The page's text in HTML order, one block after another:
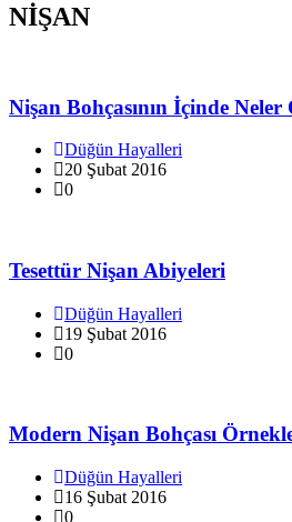
NİŞAN
Nişan Bohçasının İçinde Neler
Düğün Hayalleri
20 Şubat 2016
0
Tesettür Nişan Abiyeleri
Düğün Hayalleri
19 Şubat 2016
0
Modern Nişan Bohçası
Düğün Hayalleri
16 Şubat 2016
0